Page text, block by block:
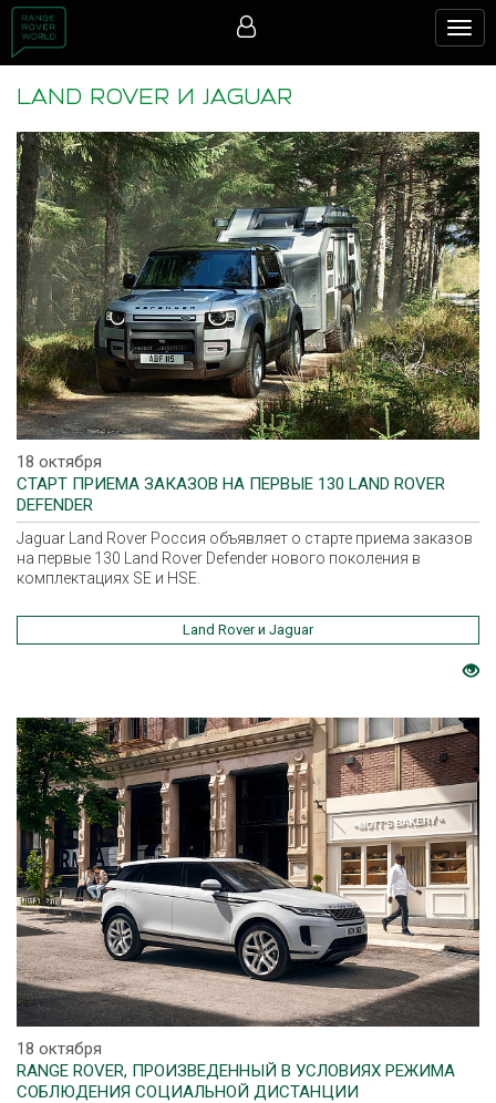
LAND ROVER И JAGUAR
18 октября
СТАРТ ПРИЕМА ЗАКАЗОВ НА ПЕРВЫЕ 130 LAND ROVER
DEFENDER
Jaguar Land Rover Россия объявляет о старте приема заказов
на первые 130 Land Rover Defender нового поколения в
комплектациях SE и HSE.
Land Rover и Jaguar
18 октября
RANGE ROVER, ПРОИЗВЕДЕННЫЙ В УСЛОВИЯХ РЕЖИМА
СОБЛЮДЕНИЯ СОЦИАЛЬНОЙ ДИСТАНЦИИ